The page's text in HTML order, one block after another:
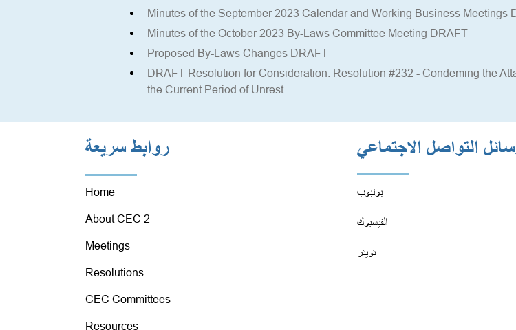
Minutes of the September 2023 Calendar and Working Business Meetings
Minutes of the October 2023 By-Laws Committee Meeting DRAFT
Proposed By-Laws Changes DRAFT
DRAFT Resolution for Consideration: Resolution #232 - Condeming the
the Current Period of Unrest
روابط سريعة
Home
About CEC 2
Meetings
Resolutions
CEC Committees
Resources
التواصل الاجتماعي
يوتيوب
الفيسبوك
تويتر